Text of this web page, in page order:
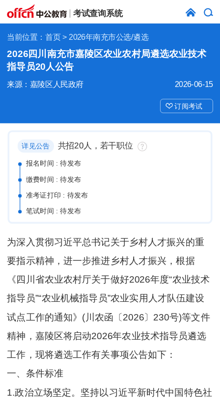
考试查询系统
当前位置： 首页> 2026年南充市公选/遴选
2026四川南充市嘉陵区农业农村局遴选农业技术
指导员20人公告
2026-06-15
来源：嘉陵区人民政府
订阅考试
详见公告 共招20人，若干职位
报名时间 : 待发布
缴费时间 : 待发布
准考证打印 : 待发布
笔试时间 : 待发布
为深入贯彻习近平总书记关于乡村人才振兴的重
要指示精神，进一步推进乡村人才振兴，根据
《四川省农业农村厅关于做好2026年度“农业技术
指导员”“农业机械指导员”农业实用人才队伍建设
试点工作的通知》(川农函〔2026〕230号)等文件
精神，嘉陵区将启动2026年农业技术指导员遴选
工作，现将遴选工作有关事项公告如下：
一、条件标准
1.政治立场坚定。坚持以习近平新时代中国特色社